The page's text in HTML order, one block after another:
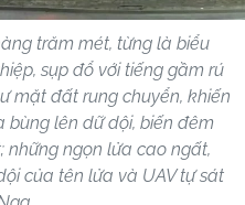
trăm mét, từng là biểu
sụp đổ với tiếng gầm rú
mặt đất rung chuyển, khiến
bùng lên dữ dội, biến đêm
những ngọn lửa cao ngất,
của tên lửa và UAV tự sát